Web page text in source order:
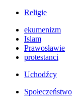
Religie
ekumenizm
Islam
Prawosławie
protestanci
Uchodźcy
Społeczeństwo